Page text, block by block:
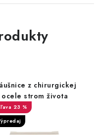
z chirurgickej
ocele strom života
23 %